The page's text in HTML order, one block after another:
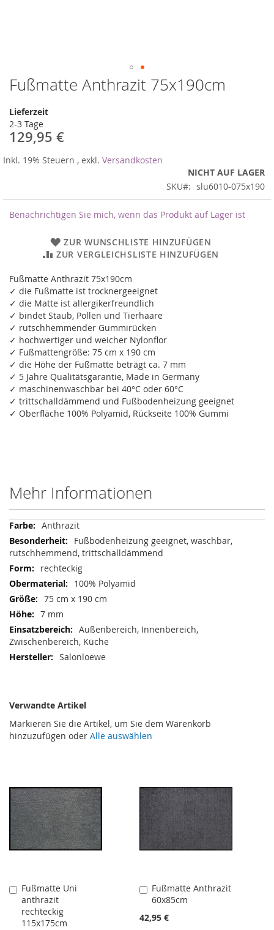
Fußmatte Anthrazit 75x190cm
Lieferzeit
2-3 Tage
129,95 €
Inkl. 19% Steuern , exkl. Versandkosten
NICHT AUF LAGER
SKU
slu6010-075x190
Benachrichtigen Sie mich, wenn das Produkt auf Lager ist
ZUR WUNSCHLISTE HINZUFÜGEN
ZUR VERGLEICHSLISTE HINZUFÜGEN
Fußmatte Anthrazit 75x190cm
✓ die Fußmatte ist trocknergeeignet
✓ die Matte ist allergikerfreundlich
✓ bindet Staub, Pollen und Tierhaare
✓ rutschhemmender Gummirücken
✓ hochwertiger und weicher Nylonflor
✓ Fußmattengröße: 75 cm x 190 cm
✓ die Höhe der Fußmatte beträgt ca. 7 mm
✓ 5 Jahre Qualitätsgarantie, Made in Germany
✓ maschinenwaschbar bei 40°C oder 60°C
✓ trittschalldämmend und Fußbodenheizung geeignet
✓ Oberfläche 100% Polyamid, Rückseite 100% Gummi
Zum
Anfang
der
Bildergalerie
springen
Mehr Informationen
Mehr
Informationen
Anthrazit
Fußbodenheizung geeignet, waschbar,
rutschhemmend, trittschalldämmend
rechteckig
100% Polyamid
75 cm x 190 cm
7 mm
Außenbereich, Innenbereich,
Zwischenbereich, Küche
Salonloewe
Verwandte Artikel
Markieren Sie die Artikel, um Sie dem Warenkorb
hinzuzufügen oder Alle auswählen
Fußmatte Uni
anthrazit
rechteckig
115x175cm
In
den
Warenkorb
Fußmatte Anthrazit
60x85cm
42,95 €
In
den
Warenkorb